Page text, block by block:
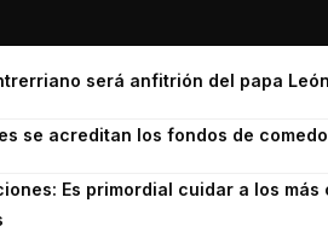
será anfitrión del papa
se acreditan los fondos de
Es primordial cuidar a los